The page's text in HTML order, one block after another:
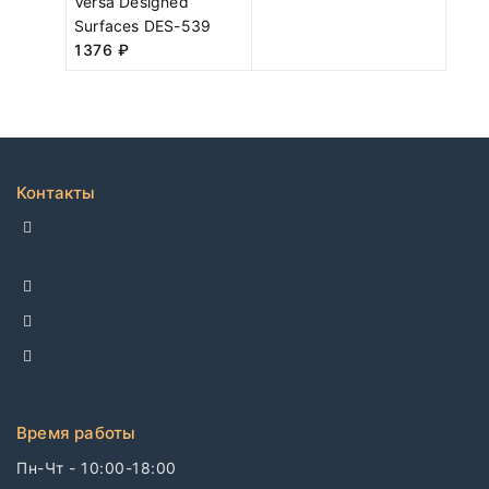
Surfaces DES-539
1376 ₽
Контакты
Время работы
Пн-Чт - 10:00-18:00